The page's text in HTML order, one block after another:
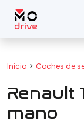
Inicio Coches de
Renault
mano
Todos
Marca